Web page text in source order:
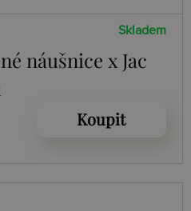
Skladem
náušnice x Jac
Koupit